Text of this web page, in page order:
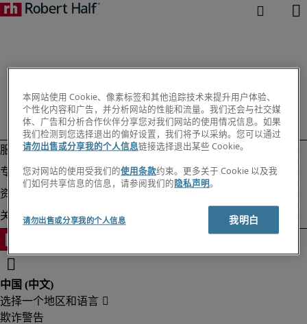
欺诈警告
本网站使用 Cookie、像素标签和其他追踪技术来提升用户体验、
个性化内容和广告，并分析网站的性能和流量。我们还会与社交媒
体、广告和分析合作伙伴分享您对我们网站的使用情况信息。如果
我们检测到您选择退出的偏好设置，我们将予以采纳。您可以通过
请勿出售或分享我的个人信息链接选择退出某些 Cookie。
您对网站的使用受我们的使用条款约束。更多关于 Cookie 以及我
们如何共享信息的信息，请参阅我们的隐私声明。
请勿出售或分享我的个人信息 我明白